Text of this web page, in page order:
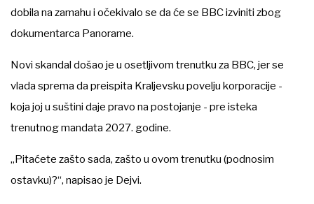
dobila na zamahu i očekivalo se da će se BBC izviniti zbog
dokumentarca Panorame.
Novi skandal došao je u osetljivom trenutku za BBC, jer se
vlada sprema da preispita Kraljevsku povelju korporacije -
koja joj u suštini daje pravo na postojanje - pre isteka
trenutnog mandata 2027. godine.
„Pitaćete zašto sada, zašto u ovom trenutku (podnosim
ostavku)?“, napisao je Dejvi.